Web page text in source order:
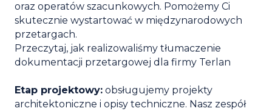
oraz operatów szacunkowych. Pomożemy Ci
skutecznie wystartować w międzynarodowych
przetargach.
Przeczytaj, jak realizowaliśmy tłumaczenie
dokumentacji przetargowej dla firmy Terlan
Etap projektowy: obsługujemy projekty
architektoniczne i opisy techniczne. Nasz zespół